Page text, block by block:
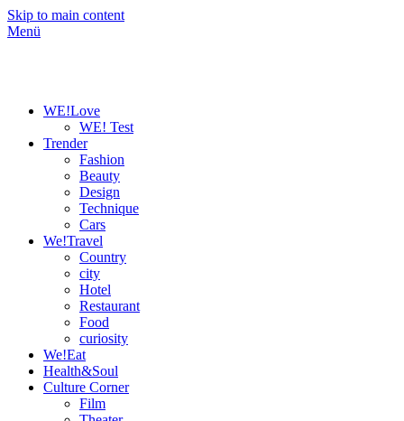
Skip to main content
Menü
WE!Love
WE! Test
Trender
Fashion
Beauty
Design
Technique
Cars
We!Travel
Country
city
Hotel
Restaurant
Food
curiosity
We!Eat
Health&Soul
Culture Corner
Film